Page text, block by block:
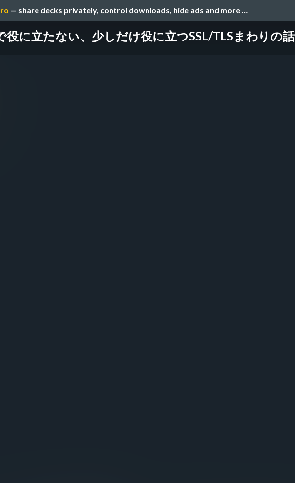
— share decks privately, control downloads, hide ads and more …
役に立たない、少しだけ役に立つSSL/TLSまわりの話